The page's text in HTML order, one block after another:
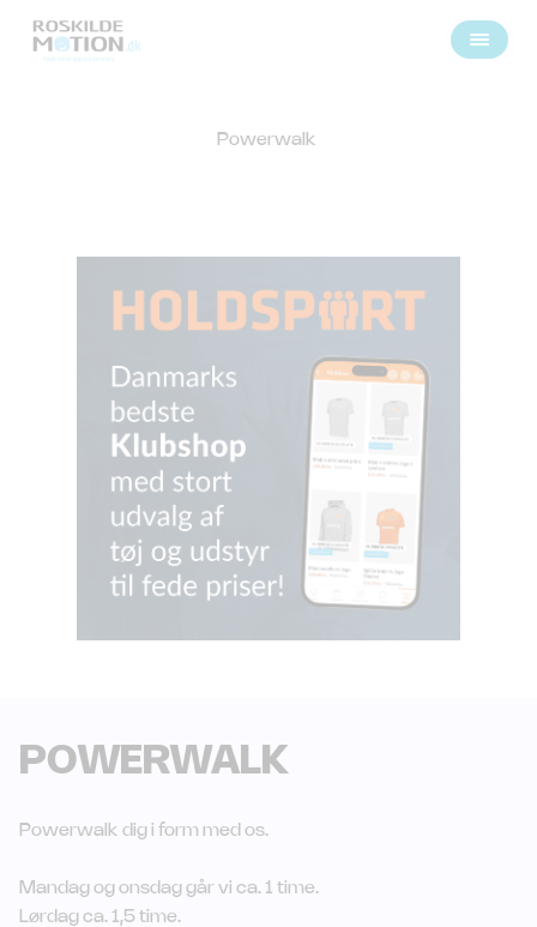
Powerwalk
POWERWALK
Powerwalk dig i form med os.
Mandag og onsdag går vi ca. 1 time.
Lørdag ca. 1,5 time.